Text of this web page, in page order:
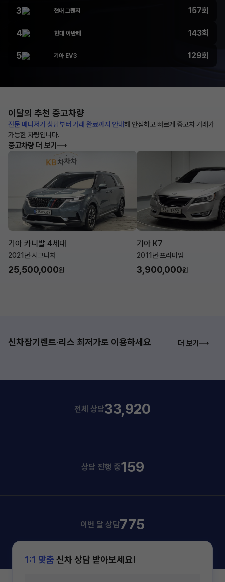
3 현대 그랜저 157회
4 현대 아반떼 143회
5 기아 EV3 129회
이달의 추천 중고차량
전문 매니저가 상담부터 거래 완료까지 안내해 안심하고 빠르게 중고차 거래가
가능한 차량입니다.
중고차량 더 보기
기아 카니발 4세대
2021년·시그니처
25,500,000원
기아 K7
2011년·프리미엄
3,900,000원
신차장기렌트·리스 최저가로 이용하세요 더 보기
전체 상담33,920
상담 진행 중159
이번 달 상담775
1:1 맞춤 신차 상담 받아보세요!